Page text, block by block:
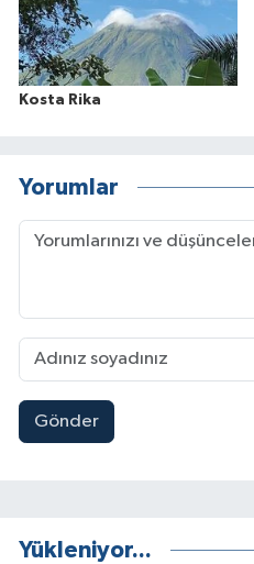
Kosta Rika
Yorumlar
Gönder
Yükleniyor...